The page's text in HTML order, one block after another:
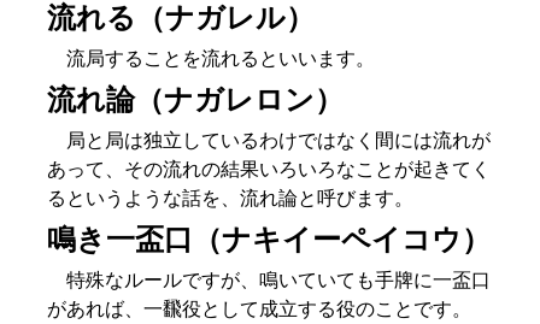
流れる（ナガレル）
流局することを流れるといいます。
流れ論（ナガレロン）
局と局は独立しているわけではなく間には流れが
あって、その流れの結果いろいろなことが起きてく
るというような話を、流れ論と呼びます。
鳴き一盃口（ナキイーペイコウ）
特殊なルールですが、鳴いていても手牌に一盃口
があれば、一飜役として成立する役のことです。